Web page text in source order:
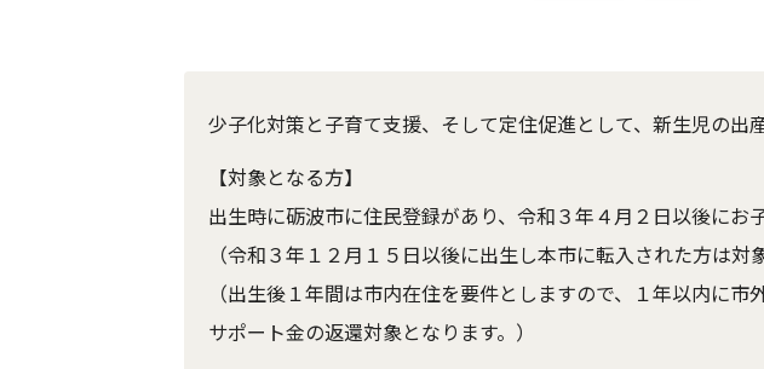
少子化対策と子育て支援、そして定住促進として、新生児の出
【対象となる方】
出生時に砺波市に住民登録があり、令和３年４月２日以後にお
（令和３年１２月１５日以後に出生し本市に転入された方は対
（出生後１年間は市内在住を要件としますので、１年以内に市
サポート金の返還対象となります。）